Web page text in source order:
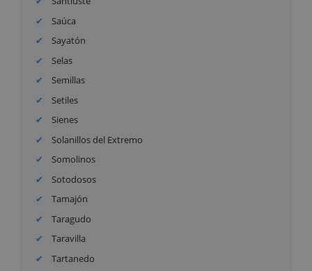
Saúca
Sayatón
Selas
Semillas
Setiles
Sienes
Solanillos del Extremo
Somolinos
Sotodosos
Tamajón
Taragudo
Taravilla
Tartanedo